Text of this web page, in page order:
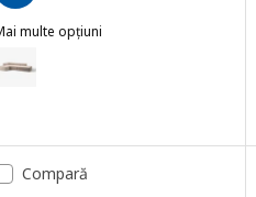
multe opțiuni
JÄTTEBO, Canapea
JÄTTEBO, Canapea
JÄTTEBO, Canapea
Compară